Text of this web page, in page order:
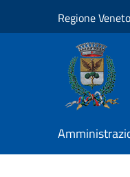
Regione Veneto